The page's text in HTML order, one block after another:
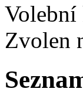
Volební
Zvolen